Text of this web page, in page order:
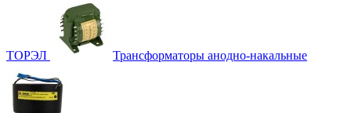
ТОРЭЛ Трансформаторы анодно-накальные